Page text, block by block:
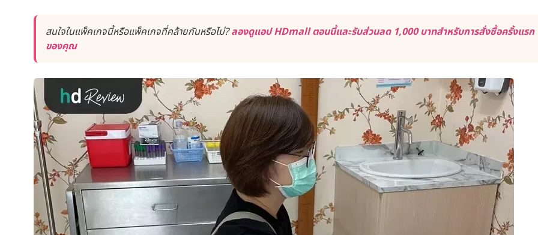
สนใจในแพ็คเกจนี้หรือแพ็คเกจที่คล้ายกันหรือไม่?ลองดูแอป HDmall ตอนนี้และรับส่วนลด 1,000 บาทสำหรับการสั่งซื้อครั้งแรก
ของคุณ